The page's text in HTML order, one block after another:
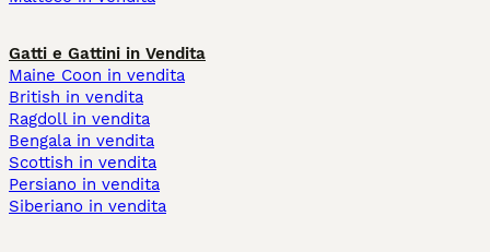
Gatti e Gattini in Vendita
Maine Coon in vendita
British in vendita
Ragdoll in vendita
Bengala in vendita
Scottish in vendita
Persiano in vendita
Siberiano in vendita